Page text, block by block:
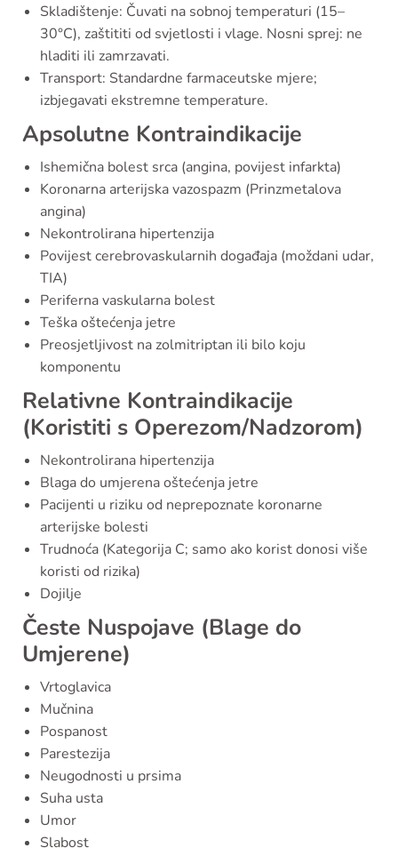
Skladištenje: Čuvati na sobnoj temperaturi (15–
30°C), zaštititi od svjetlosti i vlage. Nosni sprej: ne
hladiti ili zamrzavati.
Transport: Standardne farmaceutske mjere;
izbjegavati ekstremne temperature.
Apsolutne Kontraindikacije
Ishemična bolest srca (angina, povijest infarkta)
Koronarna arterijska vazospazm (Prinzmetalova
angina)
Nekontrolirana hipertenzija
Povijest cerebrovaskularnih događaja (moždani udar,
TIA)
Periferna vaskularna bolest
Teška oštećenja jetre
Preosjetljivost na zolmitriptan ili bilo koju
komponentu
Relativne Kontraindikacije
(Koristiti s Operezom/Nadzorom)
Nekontrolirana hipertenzija
Blaga do umjerena oštećenja jetre
Pacijenti u riziku od neprepoznate koronarne
arterijske bolesti
Trudnoća (Kategorija C; samo ako korist donosi više
koristi od rizika)
Dojilje
Česte Nuspojave (Blage do
Umjerene)
Vrtoglavica
Mučnina
Pospanost
Parestezija
Neugodnosti u prsima
Suha usta
Umor
Slabost